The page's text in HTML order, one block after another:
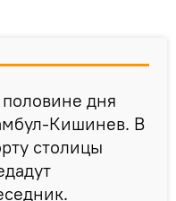
половине дня
Кишинев. В
столицы